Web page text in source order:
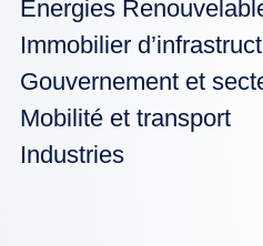
Energies
Immobilier
Gouvernement et
Mobilité et transport
Industries